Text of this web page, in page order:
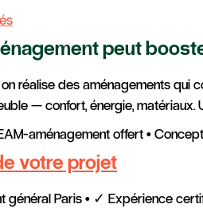
peut
réalise des aménagements qui
— confort, énergie, matériaux.
aménagement offert •
votre projet
Paris • ✓ Expérience